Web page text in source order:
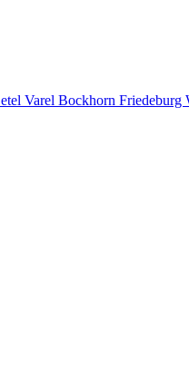
Varel Bockhorn Friedeburg